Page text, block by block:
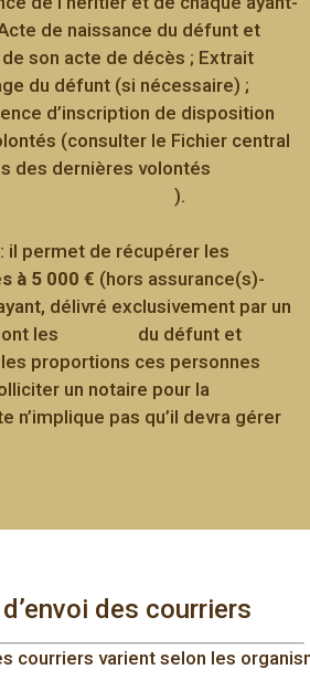
de naissance du défunt et
son acte de décès ; Extrait
du défunt (si nécessaire) ;
d’inscription de disposition
(consulter le Fichier central
des dernières volontés
).
: il permet de récupérer les
à 5 000 € (hors assurance(s)-
délivré exclusivement par un
les
du défunt et
proportions ces personnes
un notaire pour la
n’implique pas qu’il devra gérer
des courriers
courriers varient selon les